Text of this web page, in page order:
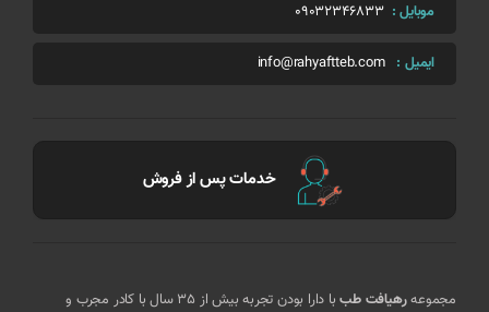
موبایل : 09032346833
ایمیل : info@rahyaftteb.com
خدمات پس از فروش
مجموعهرهیافت طب
با دارا بودن تجربه بیش از 35 سال با کادر مجرب و